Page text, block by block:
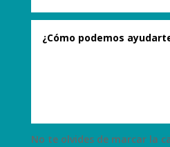
No te olvides de marcar la